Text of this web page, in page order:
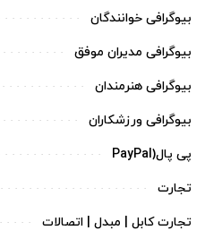
بیوگرافی خوانندگان
بیوگرافی مدیران موفق
بیوگرافی هنرمندان
بیوگرافی ورزشکاران
پی پال(PayPal
تجارت
تجارت کابل | مبدل | اتصالات